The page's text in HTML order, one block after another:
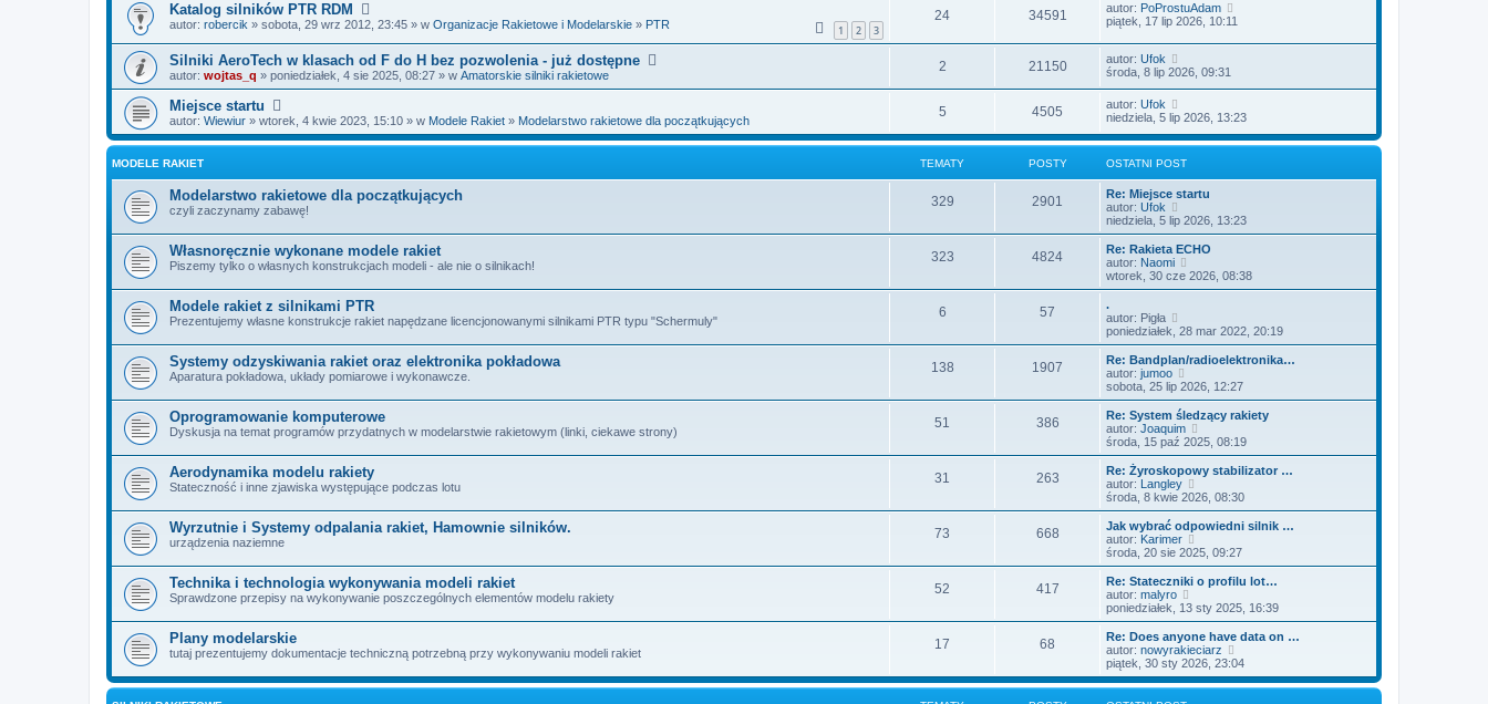
Katalog silników PTR RDM
1 2 3
autor: robercik » sobota, 29 wrz 2012, 23:45 » w Organizacje Rakietowe i Modelarskie » PTR
24 34591 autor: PoProstuAdam
piątek, 17 lip 2026, 10:11
Silniki AeroTech w klasach od F do H bez pozwolenia - już dostępne
autor: wojtas_q » poniedziałek, 4 sie 2025, 08:27 » w Amatorskie silniki rakietowe
2 21150 autor: Ufok
środa, 8 lip 2026, 09:31
Miejsce startu
autor: Wiewiur » wtorek, 4 kwie 2023, 15:10 » w Modele Rakiet » Modelarstwo rakietowe dla początkujących
5 4505 autor: Ufok
niedziela, 5 lip 2026, 13:23
MODELE RAKIET TEMATY POSTY OSTATNI POST
Modelarstwo rakietowe dla początkujących
czyli zaczynamy zabawę!
329 2901
Re: Miejsce startu
autor: Ufok
y
ś
w
i
e
a
j
o
w
s
z
y
p
o
s
t
niedziela, 5 lip 2026, 13:23
Własnoręcznie wykonane modele rakiet
Piszemy tylko o własnych konstrukcjach modeli - ale nie o silnikach!
323 4824
Re: Rakieta ECHO
autor: Naomi
y
ś
e
n
a
j
o
w
s
z
y
p
o
s
t
wtorek, 30 cze 2026, 08:38
Modele rakiet z silnikami PTR
Prezentujemy własne konstrukcje rakiet napędzane licencjonowanymi silnikami PTR typu "Schermuly"
6 57
.
autor: Pigła
y
ś
w
i
e
l
n
a
j
o
w
s
z
y
p
o
s
t
poniedziałek, 28 mar 2022, 20:19
Systemy odzyskiwania rakiet oraz elektronika pokładowa
Aparatura pokładowa, układy pomiarowe i wykonawcze.
138 1907
Re: Bandplan/radioelektronika…
autor: jumoo
y
ś
w
e
n
a
j
o
w
s
z
y
o
s
t
sobota, 25 lip 2026, 12:27
Oprogramowanie komputerowe
Dyskusja na temat programów przydatnych w modelarstwie rakietowym (linki, ciekawe strony)
51 386
Re: System śledzący rakiety
autor: Joaquim
y
ś
w
i
e
n
a
j
o
s
z
y
p
o
s
t
środa, 15 paź 2025, 08:19
Aerodynamika modelu rakiety
Stateczność i inne zjawiska występujące podczas lotu
31 263
Re: Żyroskopowy stabilizator …
autor: Langley
y
ś
w
e
n
a
j
o
w
s
z
środa, 8 kwie 2026, 08:30
Wyrzutnie i Systemy odpalania rakiet, Hamownie silników.
urządzenia naziemne
73 668
Jak wybrać odpowiedni silnik …
autor: Karimer
y
ś
w
e
n
a
j
n
środa, 20 sie 2025, 09:27
Technika i technologia wykonywania modeli rakiet
Sprawdzone przepisy na wykonywanie poszczególnych elementów modelu rakiety
52 417
Re: Stateczniki o profilu lot…
autor: malyro
y
ś
w
i
e
l
poniedziałek, 13 sty 2025, 16:39
Plany modelarskie
tutaj prezentujemy dokumentacje techniczną potrzebną przy wykonywaniu modeli rakiet
17 68
Re: Does anyone have data on …
autor: nowyrakieciarz
y
ś
w
piątek, 30 sty 2026, 23:04